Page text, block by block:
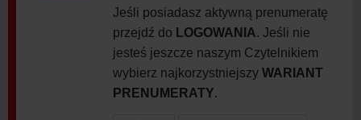
Jeśli posiadasz aktywną prenumeratę
przejdź do LOGOWANIA. Jeśli nie
jesteś jeszcze naszym Czytelnikiem
wybierz najkorzystniejszy WARIANT
PRENUMERATY.